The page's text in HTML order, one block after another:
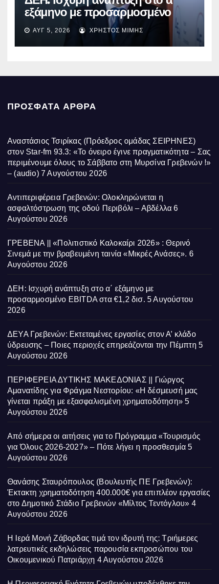
εξάμηνο με προσαρμοσμένο
EBITDA στα €1,2 δισ.
ΑΥΓ 5, 2026 ΧΡΉΣΤΟΣ ΜΊΜΗΣ
ΠΡΌΣΦΑΤΑ ΆΡΘΡΑ
Αναστάσιος Τσιρίκας (Πρόεδρος ομάδας ΣΕΙΡΗΝΕΣ)
στον Star-fm 93.3: «Το όνειρο έγινε πραγματικότητα – Σας
περιμένουμε όλους το Σάββατο στη Μυρσίνα Γρεβενών !»
– (audio) 7 Αυγούστου 2026
Αντιπεριφέρεια Γρεβενών: Ολοκληρώνεται η
ασφαλτόστρωση της οδού Περιβόλι – Αβδέλλα 6
Αυγούστου 2026
ΓΡΕΒΕΝΑ || «Πολιτιστικό Καλοκαίρι 2026» : Θερινό
Σινεμά με την βραβευμένη ταινία «Μικρές Ανάσες». 6
Αυγούστου 2026
ΔΕΗ: Ισχυρή ανάπτυξη στο α΄ εξάμηνο με
προσαρμοσμένο EBITDA στα €1,2 δισ. 5 Αυγούστου
2026
ΔΕΥΑ Γρεβενών: Εκτεταμένες εργασίες στον Α’ κλάδο
ύδρευσης – Ποιες περιοχές επηρεάζονται την Πέμπτη 5
Αυγούστου 2026
ΠΕΡΙΦΕΡΕΙΑ ΔΥΤΙΚΗΣ ΜΑΚΕΔΟΝΙΑΣ || Γιώργος
Αμανατίδης για Φράγμα Νεστορίου: «Η δέσμευσή μας
γίνεται πράξη με εξασφαλισμένη χρηματοδότηση» 5
Αυγούστου 2026
Από σήμερα οι αιτήσεις για το Πρόγραμμα «Τουρισμός
για Όλους 2026-2027» – Πότε λήγει η προσθεσμία 5
Αυγούστου 2026
Θανάσης Σταυρόπουλος (Βουλευτής ΠΕ Γρεβενών):
Έκτακτη χρηματοδότηση 400.000€ για επιπλέον εργασίες
στο Δημοτικό Στάδιο Γρεβενών «Μίλτος Τεντόγλου» 4
Αυγούστου 2026
Η Ιερά Μονή Ζάβορδας τιμά τον ιδρυτή της: Τριήμερες
λατρευτικές εκδηλώσεις παρουσία εκπροσώπου του
Οικουμενικού Πατριάρχη 4 Αυγούστου 2026